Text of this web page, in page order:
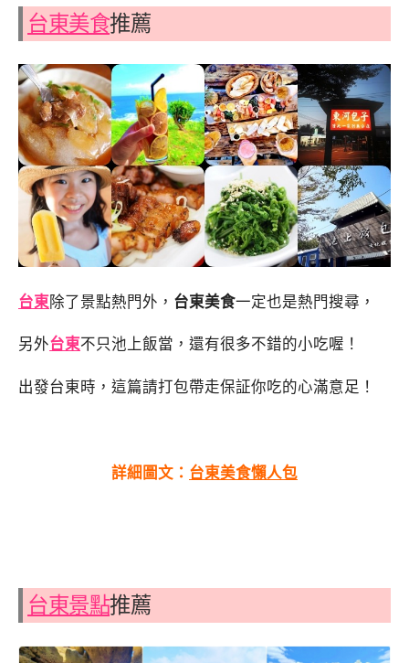
台東美食推薦
台東除了景點熱門外， 台東美食一定也是熱門搜尋，
另外台東不只池上飯當，還有很多不錯的小吃喔！
出發台東時，這篇請打包帶走保証你吃的心滿意足！
詳細圖文： 台東美食懶人包
台東景點推薦